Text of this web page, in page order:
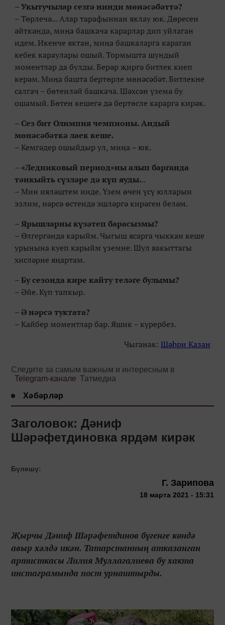
– Укытучылар сезгә нинди мөнәсәбәттә?
– Төрлечә... Алар тарафыннан яклау юк. Дөресен
әйткәндә, миңа башкача карарлар дип уйлаган
идем. Икенче яктан, миңа башкаларга караган
кебек караулары ошый. Тормышта шундый
моментлар да булды. Берәр җиргә битлек киеп
керәм. Миңа башта бертөрле мөнәсәбәт. Битлекне
салгач – бөтенләй башкача. Шәхсән үземә бу
ошамый. Бөтен кешегә дә бертөсле карарга кирәк.
– Сез бит Олимпия чемпионы. Андый
мөнәсәбәткә лаек кеше.
– Кемгәдер ошыйдыр ул, миңа – юк.
– «Ледниковый период»ны алып барганда
тәнкыйть сүзләре дә күп яуды...
– Мин ияләштем инде. Үзем өчен үсү юлларын
эзлим, нәрсә өстендә эшләргә кирәген беләм.
– Ярышларны күзәтеп барасызмы?
– Өлгергәндә карыйм. Чыгыш ясарга чыккан кеше
урынына куеп карыйм үземне. Шул вакыттагы
хисләрне яңартам.
– Бу сезонда кире кайту теләге булымы?
– Әйе. Күп тапкыр.
– Ә нәрсә туктата?
– Кайбер моментлар бар. Яшик – күрербез.
Чыганак: Шәһри Казан
Следите за самым важным и интересным в
Telegram-канале Татмедиа
Хәбәрләр
Заголовок: Дәниф
Шәрәфетдиновка ярдәм кирәк
Бүлешү:
Г. Зарипова
18 марта 2021 - 15:31
Җырчы Дәниф Шәрәфетдинов бүгенге көндә
авыр хәлдә икән. Татарстанның атказанган
артисткасы Лилия Муллагалиева бу хакта
инстаграмында пост урнаштырды.